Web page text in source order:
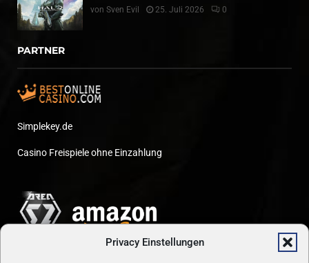
Privacy Einstellungen
von Sven Evil 25. Juli 2026 0
PARTNER
Simplekey.de
Casino Freispiele ohne Einzahlung